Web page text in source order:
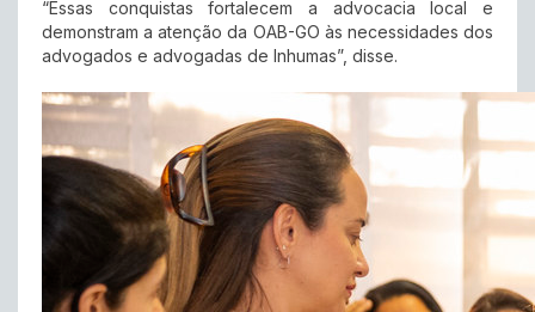
“Essas conquistas fortalecem a advocacia local e
demonstram a atenção da OAB-GO às necessidades dos
advogados e advogadas de Inhumas”, disse.